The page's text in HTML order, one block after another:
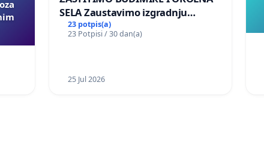
SELA Zaustavimo izgradnju
Sunčane elektrane Vedrine na
području Ugljana
23 potpis(a)
23 Potpisi / 30 dan(a)
25 Jul 2026